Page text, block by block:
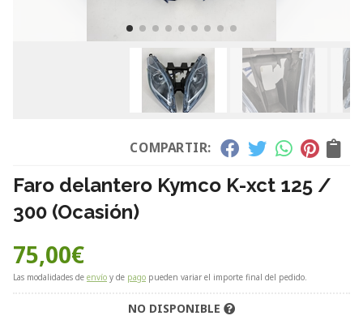
COMPARTIR:
Faro delantero Kymco K-xct 125 /
300 (Ocasión)
75,00€
Las modalidades de envío y de pago pueden variar el importe final del pedido.
NO DISPONIBLE